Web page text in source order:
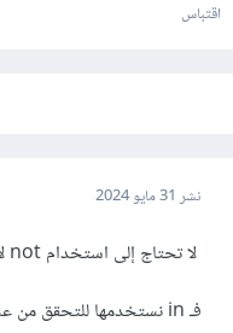
اقتباس
نشر 31 مايو 2024
لا تحتاج إلى استخدام not لأنك تتحقق بالفعل مما إن كان الاسم موجودًا باستخدام in.